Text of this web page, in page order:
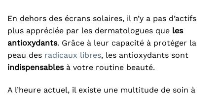
En dehors des écrans solaires, il n’y a pas d’actifs
plus appréciée par les dermatologues que les
antioxydants. Grâce à leur capacité à protéger la
peau des radicaux libres, les antioxydants sont
indispensablesà votre routine beauté.
A l’heure actuel, il existe une multitude de soin à